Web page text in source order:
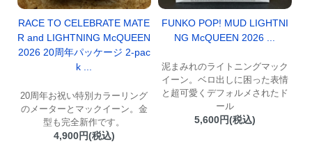
RACE TO CELEBRATE MATE
R and LIGHTNING McQUEEN
2026 20周年パッケージ 2-pac
k ...
20周年お祝い特別カラーリング
のメーターとマックイーン。金
型も完全新作です。
4,900円(税込)
FUNKO POP! MUD LIGHTNI
NG McQUEEN 2026 ...
泥まみれのライトニングマック
イーン。ベロ出しに困った表情
と超可愛くデフォルメされたド
ール
5,600円(税込)